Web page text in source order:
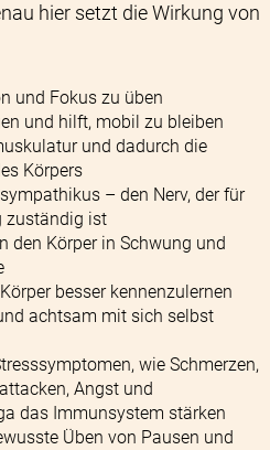
hier setzt die Wirkung von
und Fokus zu üben
und hilft, mobil zu bleiben
und dadurch die
Körpers
– den Nerv, der für
zuständig ist
den Körper in Schwung und
besser kennenzulernen
achtsam mit sich selbst
wie Schmerzen,
Angst und
das Immunsystem stärken
Üben von Pausen und